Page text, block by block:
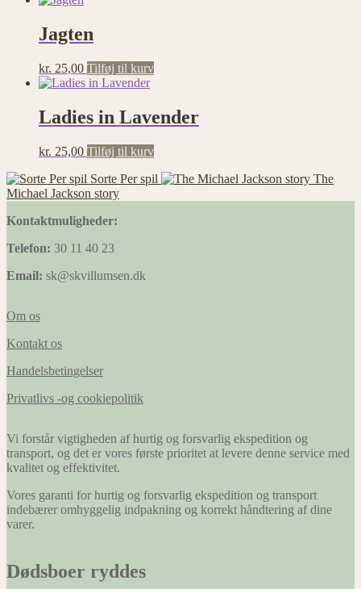
Jagten
kr. 25,00 Tilføj til kurv
Ladies in Lavender
kr. 25,00 Tilføj til kurv
Sorte Per spil
The
Michael Jackson story
Kontaktmuligheder:
Telefon: 30 11 40 23
Email: sk@skvillumsen.dk
Om os
Kontakt os
Handelsbetingelser
Privatlivs -og cookiepolitik
Vi forstår vigtigheden af hurtig og forsvarlig ekspedition og
transport, og det er vores første prioritet at levere denne service med
kvalitet og effektivitet.
Vores garanti for hurtig og forsvarlig ekspedition og transport
indebærer omhyggelig indpakning og korrekt håndtering af dine
varer.
Dødsboer ryddes